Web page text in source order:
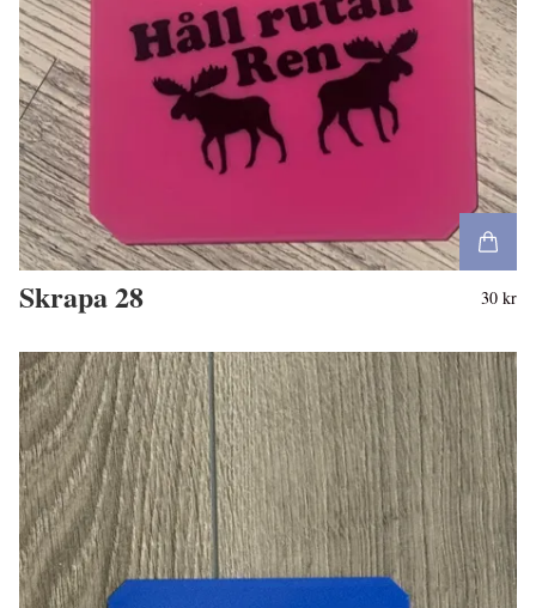
Skrapa 28 30 kr